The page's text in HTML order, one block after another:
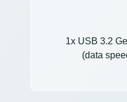
1x USB 3.2
(data